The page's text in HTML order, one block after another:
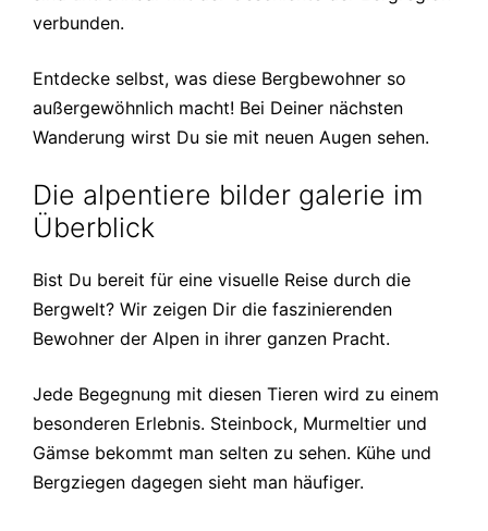
verbunden.
Entdecke selbst, was diese Bergbewohner so
außergewöhnlich macht! Bei Deiner nächsten
Wanderung wirst Du sie mit neuen Augen sehen.
Die alpentiere bilder galerie im
Überblick
Bist Du bereit für eine visuelle Reise durch die
Bergwelt? Wir zeigen Dir die faszinierenden
Bewohner der Alpen in ihrer ganzen Pracht.
Jede Begegnung mit diesen Tieren wird zu einem
besonderen Erlebnis. Steinbock, Murmeltier und
Gämse bekommt man selten zu sehen. Kühe und
Bergziegen dagegen sieht man häufiger.